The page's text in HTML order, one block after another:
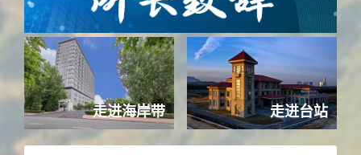
走进海岸带 走进台站